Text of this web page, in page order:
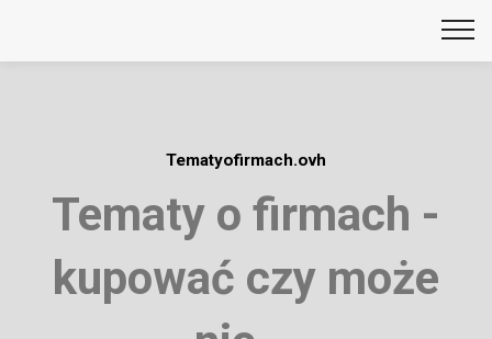
Tematyofirmach.ovh
Tematy o firmach -
kupować czy może